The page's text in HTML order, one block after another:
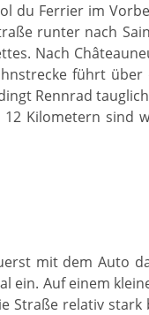
du Ferrier im
runter nach
Nach
führt über
Rennrad
Kilometern sind
mit dem Auto
ein. Auf einem
Straße relativ stark